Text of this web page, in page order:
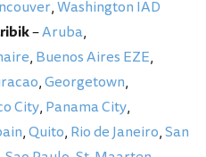
,Washington IAD
–Aruba,
, Buenos Aires EZE,
,Georgetown,
City, Panama City,
,Quito, Rio de Janeiro,San